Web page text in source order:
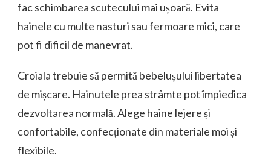
fac schimbarea scutecului mai ușoară. Evita
hainele cu multe nasturi sau fermoare mici, care
pot fi dificil de manevrat.
Croiala trebuie să permită bebelușului libertatea
de mișcare. Hainutele prea strâmte pot împiedica
dezvoltarea normală. Alege haine lejere și
confortabile, confecționate din materiale moi și
flexibile.